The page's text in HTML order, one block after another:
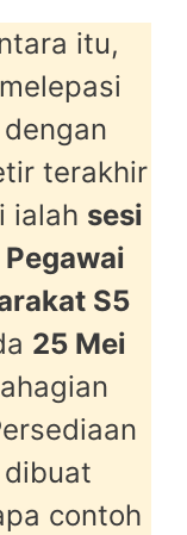
itu,
terakhir
ialah sesi
S5
25 Mei
contoh